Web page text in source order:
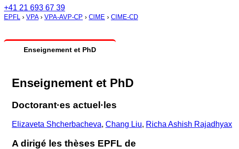
+41 21 693 67 39
EPFL › VPA› VPA-AVP-CP › CIME › CIME-CD
Enseignement et PhD
Enseignement et PhD
Doctorant·es actuel·les
Elizaveta Shcherbacheva, Chang Liu, Richa Ashish Rajadhyax
A dirigé les thèses EPFL de